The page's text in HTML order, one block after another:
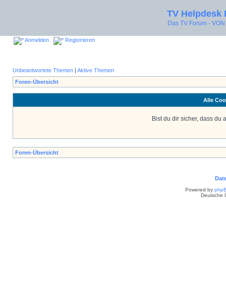
TV Helpdesk
Das TV Forum -
Anmelden Registrieren
Unbeantwortete Themen | Aktive Themen
Foren-Übersicht
Alle
Bist du dir sicher, dass du
Foren-Übersicht
Powered by
Deutsche